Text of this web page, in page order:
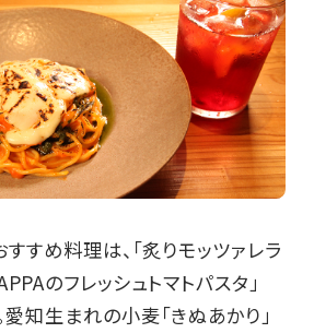
すすめ料理は、「炙りモッツァレラ
のフレッシュトマトパスタ」
愛知生まれの小麦「きぬあかり」